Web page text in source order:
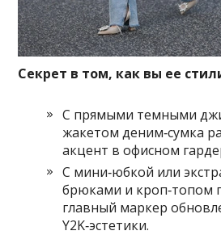
Секрет в том, как вы ее
С прямыми темными
жакетом деним‑сумка
акцент в офисном
С мини‑юбкой или
брюками и кроп‑топом
главный маркер
Y2K‑эстетики.